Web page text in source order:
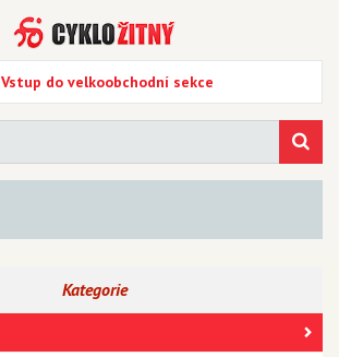
Vstup do velkoobchodní sekce
Kategorie